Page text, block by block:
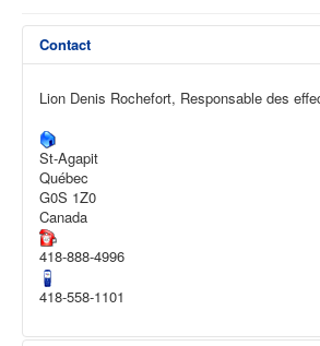
Contact
Lion Denis Rochefort, Responsable des
St-Agapit
Québec
G0S 1Z0
Canada
418-888-4996
418-558-1101